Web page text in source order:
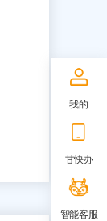
我的
甘快办
智能客服